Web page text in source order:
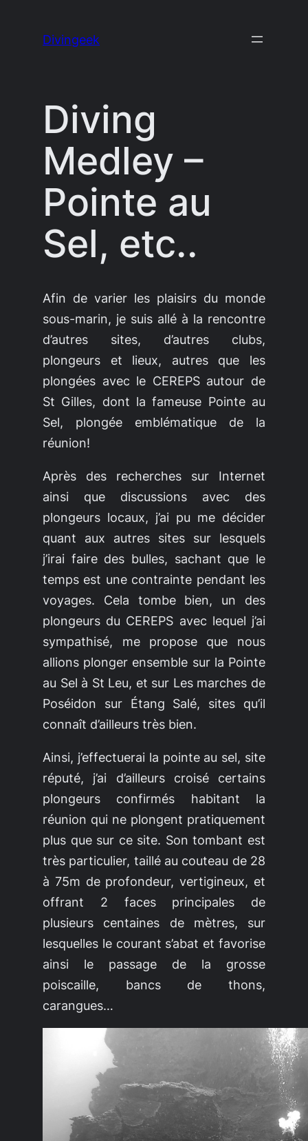
Divingeek
Diving
Medley –
Pointe au
Sel, etc..
Afin de varier les plaisirs du monde
sous-marin, je suis allé à la rencontre
d’autres sites, d’autres clubs,
plongeurs et lieux, autres que les
plongées avec le CEREPS autour de
St Gilles, dont la fameuse Pointe au
Sel, plongée emblématique de la
réunion!
Après des recherches sur Internet
ainsi que discussions avec des
plongeurs locaux, j’ai pu me décider
quant aux autres sites sur lesquels
j’irai faire des bulles, sachant que le
temps est une contrainte pendant les
voyages. Cela tombe bien, un des
plongeurs du CEREPS avec lequel j’ai
sympathisé, me propose que nous
allions plonger ensemble sur la Pointe
au Sel à St Leu, et sur Les marches de
Poséidon sur Étang Salé, sites qu’il
connaît d’ailleurs très bien.
Ainsi, j’effectuerai la pointe au sel, site
réputé, j’ai d’ailleurs croisé certains
plongeurs confirmés habitant la
réunion qui ne plongent pratiquement
plus que sur ce site. Son tombant est
très particulier, taillé au couteau de 28
à 75m de profondeur, vertigineux, et
offrant 2 faces principales de
plusieurs centaines de mètres, sur
lesquelles le courant s’abat et favorise
ainsi le passage de la grosse
poiscaille, bancs de thons,
carangues…